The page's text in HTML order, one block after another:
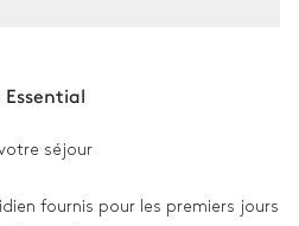
séjour
fournis pour les premiers jours